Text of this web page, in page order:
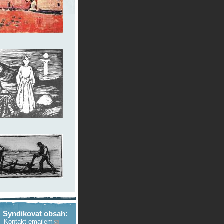
Syndikovat obsah:
Kontakt emailem